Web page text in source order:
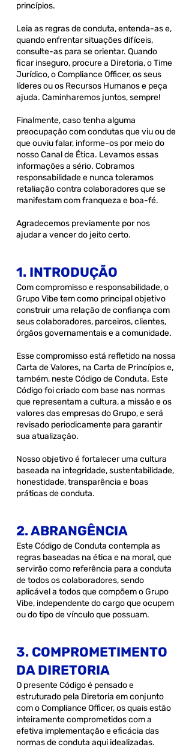
princípios.
Leia as regras de conduta, entenda-as e,
quando enfrentar situações difíceis,
consulte-as para se orientar. Quando
ficar inseguro, procure a Diretoria, o Time
Jurídico, o Compliance Officer, os seus
líderes ou os Recursos Humanos e peça
ajuda. Caminharemos juntos, sempre!
Finalmente, caso tenha alguma
preocupação com condutas que viu ou de
que ouviu falar, informe-os por meio do
nosso Canal de Ética. Levamos essas
informações a sério. Cobramos
responsabilidade e nunca toleramos
retaliação contra colaboradores que se
manifestam com franqueza e boa-fé.
Agradecemos previamente por nos
ajudar a vencer do jeito certo.
1. INTRODUÇÃO
Com compromisso e responsabilidade, o
Grupo Vibe tem como principal objetivo
construir uma relação de confiança com
seus colaboradores, parceiros, clientes,
órgãos governamentais e a comunidade.
Esse compromisso está refletido na nossa
Carta de Valores, na Carta de Princípios e,
também, neste Código de Conduta. Este
Código foi criado com base nas normas
que representam a cultura, a missão e os
valores das empresas do Grupo, e será
revisado periodicamente para garantir
sua atualização.
Nosso objetivo é fortalecer uma cultura
baseada na integridade, sustentabilidade,
honestidade, transparência e boas
práticas de conduta.
2. ABRANGÊNCIA
Este Código de Conduta contempla as
regras baseadas na ética e na moral, que
servirão como referência para a conduta
de todos os colaboradores, sendo
aplicável a todos que compõem o Grupo
Vibe, independente do cargo que ocupem
ou do tipo de vínculo que possuam.
3. COMPROMETIMENTO
DA DIRETORIA
O presente Código é pensado e
estruturado pela Diretoria em conjunto
com o Compliance Officer, os quais estão
inteiramente comprometidos com a
efetiva implementação e eficácia das
normas de conduta aqui idealizadas.